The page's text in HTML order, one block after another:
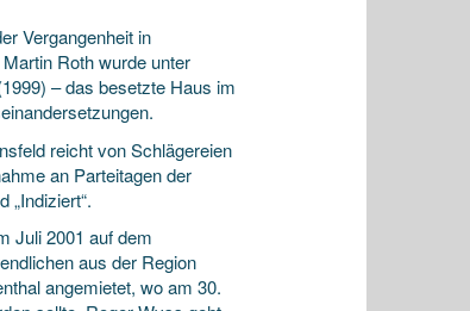
Vergangenheit in
Roth wurde unter
– das besetzte Haus im
reicht von Schlägereien
an Parteitagen der
Juli 2001 auf dem
aus der Region
angemietet, wo am 30.